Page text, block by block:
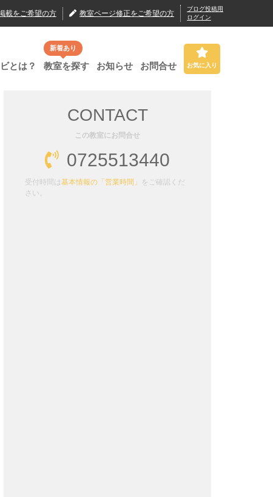
載をご希望の方 教室ページ修正をご希望の方
ブログ投稿用
ログイン
とは？
新着あり
教室を探す お知らせ お問合せ お気に入り
CONTACT
この教室にお問合せ
0725513440
受付時間は基本情報の「営業時間」
をご確認くだ
さい。